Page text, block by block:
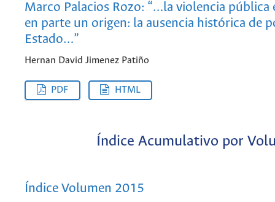
Marco Palacios Rozo: “…la violencia pública
en parte un origen: la ausencia histórica de
Estado…”
Hernan David Jimenez Patiño
PDF HTML
Índice Acumulativo por
Índice Volumen 2015